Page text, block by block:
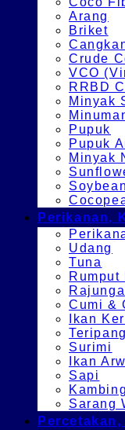
Arang
Briket
Crude
VCO
RRBD
Minyak
Pupuk
Pupuk
Minyak
Perikanan,
Udang
Tuna
Rumput
Cumi &
Ikan
Teripang
Surimi
Ikan
Sapi
Kambing
Sarang